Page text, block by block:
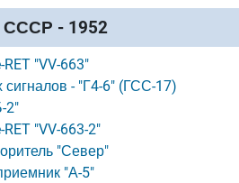
СССР - 1952
"VV-663"
сигналов - "Г4-6" (ГСС-17)
2"
"VV-663-2"
"Север"
"А-5"